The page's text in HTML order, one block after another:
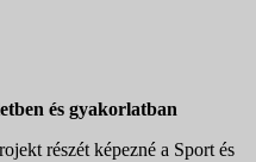
és gyakorlatban
részét képezné a Sport és